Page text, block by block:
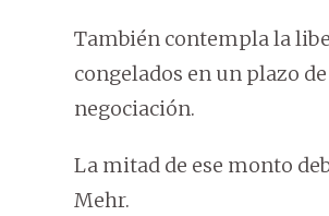
También contempla la
congelados en un plazo
negociación.
La mitad de ese monto
Mehr.